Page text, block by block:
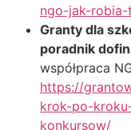
ngo-jak-
Granty dla
poradnik
współpraca
https://
krok-po-
konkursow/